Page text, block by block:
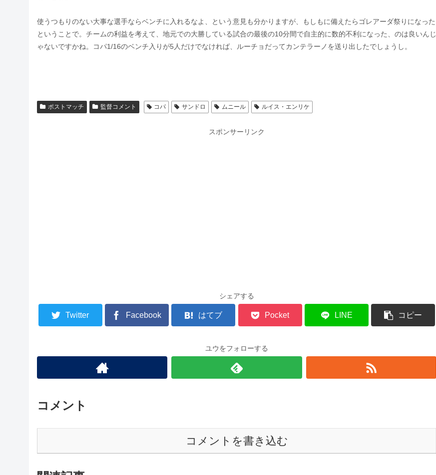
使うつもりのない大事な選手ならベンチに入れるなよ、という意見も分かりますが、もしもに備えたらゴレアーダ祭りになった
ということで。チームの利益を考えて、地元での大勝している試合の最後の10分間で自主的に数的不利になった、のは良いんじ
ゃないですかね。コパ1/16のベンチ入りが5人だけでなければ、ルーチョだってカンテラーノを送り出したでしょうし。
ポストマッチ 監督コメント コパ サンドロ ムニール ルイス・エンリケ
スポンサーリンク
シェアする
Twitter Facebook はてブ Pocket LINE コピー
ユウをフォローする
コメント
コメントを書き込む